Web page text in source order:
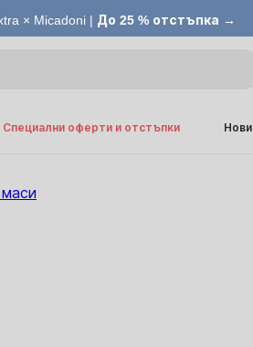
× Micadoni | До 25 % отстъпка →
Специални оферти и отстъпки Нови